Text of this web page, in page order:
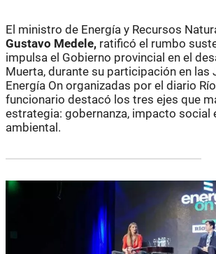
El ministro de Energía y Recursos
Gustavo Medele, ratificó el rumbo
impulsa el Gobierno provincial en el
Muerta, durante su participación en las
Energía On organizadas por el diario
funcionario destacó los tres ejes que
estrategia: gobernanza, impacto social
ambiental.